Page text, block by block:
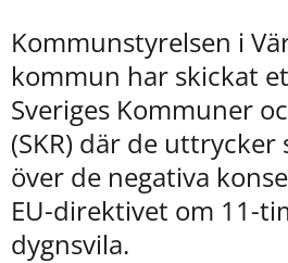
Kommunstyrelsen i
kommun har skickat
Sveriges Kommuner
(SKR) där de
över de negativa
EU-direktivet om 11-
dygnsvila.